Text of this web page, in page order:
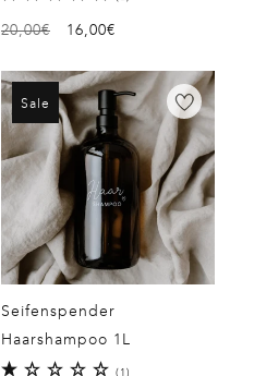
Normaler
20,00€ Verkaufspreis
16,00€
Sale
Seifenspender
Haarshampoo 1L
(1)